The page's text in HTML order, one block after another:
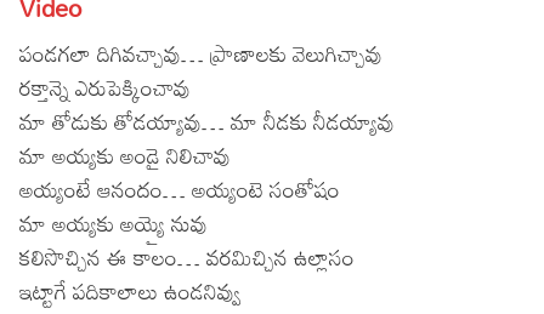
Lyrics in Kannada – Movie Songs
పండగలా దిగివచ్చావు… ప్రాణాలకు వెలుగిచ్చావు
రక్తాన్నె ఎరుపెక్కించావు
మా తోడుకు తోడయ్యావు… మా నీడకు నీడయ్యావు
మా అయ్యకు అండై నిలిచావు
అయ్యంటే ఆనందం… అయ్యంటె సంతోషం
మా అయ్యకు అయ్యై నువు
కలిసొచ్చిన ఈ కాలం… వరమిచ్చిన ఉల్లాసం
ఇట్టాగే పదికాలాలు ఉండనివ్వు